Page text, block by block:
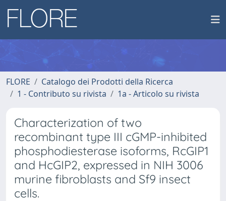
FLORE
Catalogo dei Prodotti della Ricerca
1 - Contributo su rivista
1a - Articolo su rivista
Characterization of two
recombinant type III cGMP-inhibited
phosphodiesterase isoforms, RcGIP1
and HcGIP2, expressed in NIH 3006
murine fibroblasts and Sf9 insect
cells.